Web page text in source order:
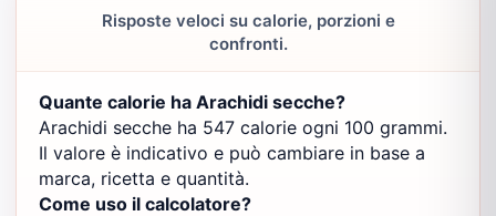
Risposte veloci su calorie, porzioni e
confronti.
Quante calorie ha Arachidi secche?
Arachidi secche ha 547 calorie ogni 100 grammi.
Il valore è indicativo e può cambiare in base a
marca, ricetta e quantità.
Come uso il calcolatore?